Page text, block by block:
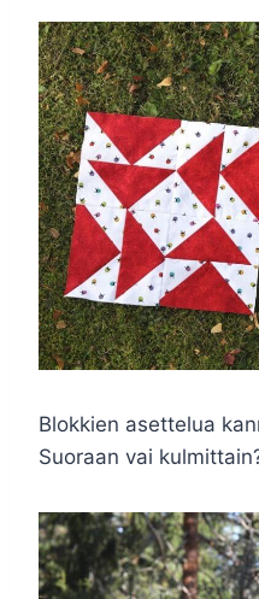
Blokkien asettelua
Suoraan vai